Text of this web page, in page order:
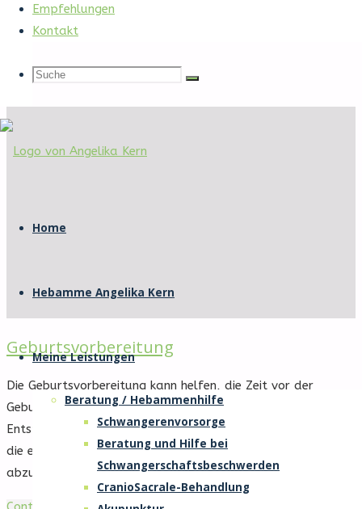
Empfehlungen
Kontakt
Suche
Suche
Suche
Fritzlar
Hebamme
Inhalt Home
Hebamme Angelika Kern
Meine Leistungen
Beratung / Hebammenhilfe
Schwangerenvorsorge
Beratung und Hilfe bei
Schwangerschaftsbeschwerden
CranioSacrale-Behandlung
Geburtsvorbereitung
Geburtsvorbereitung
Die Geburtsvorbereitung kann helfen, die Zeit vor der
Geburt durch u.a. Informationen, Atem- und Körperarbeit,
Entspannung und Massagen, Unsicherheiten und Zweifel in
die eigene Fähigkeit ein Kind zu gebären, mildern oder
abzubauen.
"Geburtsvorbereitung"